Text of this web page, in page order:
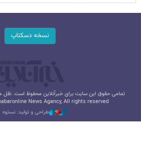
نسخه دسکتاپ
تمامی حقوق این سایت برای خبرآنلاین محفوظ است. نقل
News Agancy, All rights reserved
طراحی و تولید: نستوه